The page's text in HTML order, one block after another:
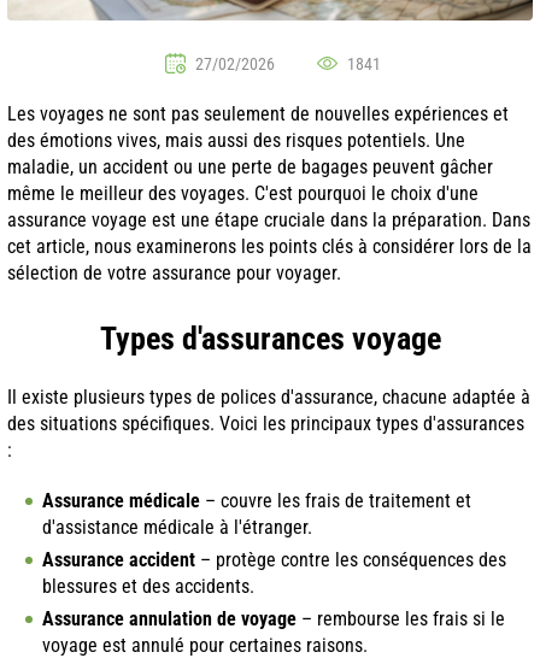
27/02/2026 1841
Les voyages ne sont pas seulement de nouvelles expériences et
des émotions vives, mais aussi des risques potentiels. Une
maladie, un accident ou une perte de bagages peuvent gâcher
même le meilleur des voyages. C'est pourquoi le choix d'une
assurance voyage est une étape cruciale dans la préparation. Dans
cet article, nous examinerons les points clés à considérer lors de la
sélection de votre assurance pour voyager.
Types d'assurances voyage
Il existe plusieurs types de polices d'assurance, chacune adaptée à
des situations spécifiques. Voici les principaux types d'assurances
:
Assurance médicale – couvre les frais de traitement et
d'assistance médicale à l'étranger.
Assurance accident – protège contre les conséquences des
blessures et des accidents.
Assurance annulation de voyage – rembourse les frais si le
voyage est annulé pour certaines raisons.